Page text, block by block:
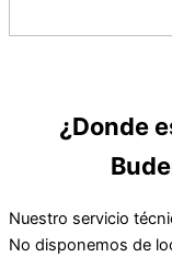
¿Donde
Nuestro servicio
No disponemos de